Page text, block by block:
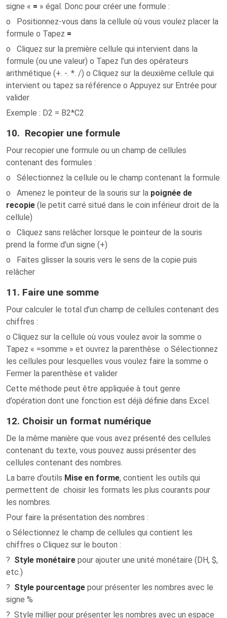
signe « = » égal. Donc pour créer une formule :
o Positionnez-vous dans la cellule où vous voulez placer la
formule o Tapez =
o Cliquez sur la première cellule qui intervient dans la
formule (ou une valeur) o Tapez l’un des opérateurs
arithmétique (+. -. *. /) o Cliquez sur la deuxième cellule qui
intervient ou tapez sa référence o Appuyez sur Entrée pour
valider
Exemple : D2 = B2*C2
10. Recopier une formule
Pour recopier une formule ou un champ de cellules
contenant des formules :
o Sélectionnez la cellule ou le champ contenant la formule
o Amenez le pointeur de la souris sur la poignée de
recopie (le petit carré situé dans le coin inférieur droit de la
cellule)
o Cliquez sans relâcher lorsque le pointeur de la souris
prend la forme d’un signe (+)
o Faites glisser la souris vers le sens de la copie puis
relâcher
11. Faire une somme
Pour calculer le total d’un champ de cellules contenant des
chiffres :
o Cliquez sur la cellule où vous voulez avoir la somme o
Tapez « =somme » et ouvrez la parenthèse o Sélectionnez
les cellules pour lesquelles vous voulez faire la somme o
Fermer la parenthèse et valider
Cette méthode peut être appliquée à tout genre
d’opération dont une fonction est déjà définie dans Excel.
12. Choisir un format numérique
De la même manière que vous avez présenté des cellules
contenant du texte, vous pouvez aussi présenter des
cellules contenant des nombres.
La barre d’outils Mise en forme, contient les outils qui
permettent de choisir les formats les plus courants pour
les nombres.
Pour faire la présentation des nombres :
o Sélectionnez le champ de cellules qui contient les
chiffres o Cliquez sur le bouton :
? Style monétaire pour ajouter une unité monétaire (DH, $,
etc.)
? Style pourcentage pour présenter les nombres avec le
signe %
? Style millier pour présenter les nombres avec un espace